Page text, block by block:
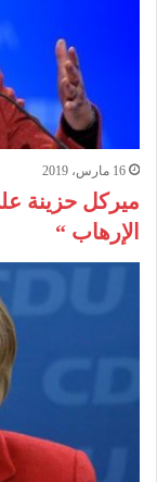
16 مارس، 2019
ميركل حزينة
الإرهاب “